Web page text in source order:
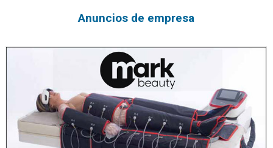
Anuncios de empresa